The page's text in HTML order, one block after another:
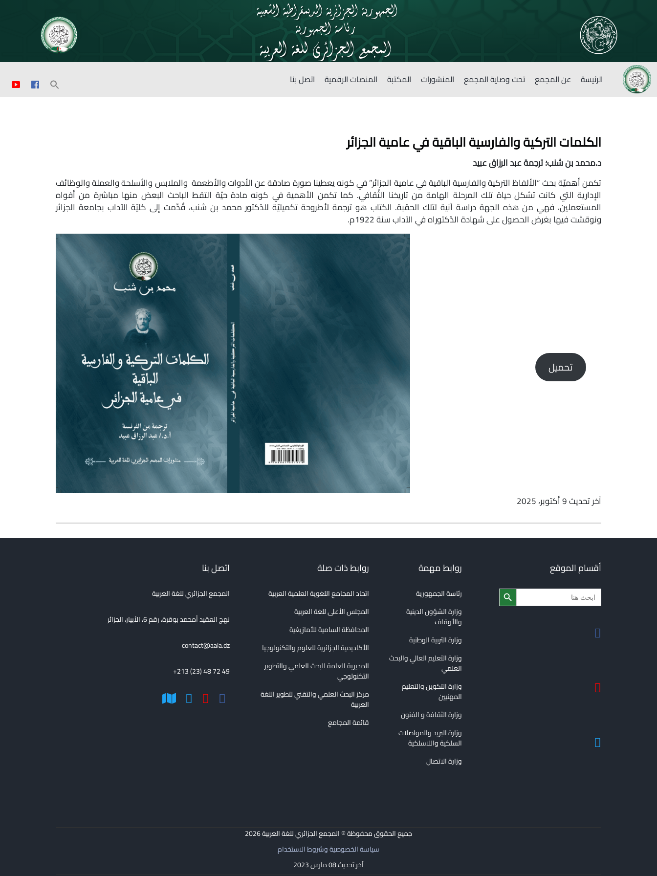
الرئيسة عن المجمع تحت وصاية المجمع المنشورات المكتبة المنصات الرقمية اتصل بنا
الكلمات التركية والفارسية الباقية في عامية الجزائر
د.محمد بن شنب؛ ترجمة عبد الرزاق عبيد
تكمن أهميّة بحث “الألفاظ التركية والفارسية الباقية في عامية الجزائر” في كونه يعطينا صورة صادقة عن الأدوات والأطعمة والملابس والأسلحة والعملة والوظائف
الإدارية التي كانت تشكل حياة تلك المرحلة الهامة من تاريخنا الثّقافي. كما تكمن الأهمية في كونه مادة حيّة التقط الباحث البعض منها مباشرة من أفواه
المستعملين، فهي من هذه الجهة دراسة آنية لتلك الحقبة. الكتاب هو ترجمة لأطروحة تكميليّة للدّكتور محمد بن شنب، قُدِّمت إلى كليّة الآداب بجامعة الجزائر
ونوقشت فيها بغرض الحصول على شهادة الدّكتوراه في الآداب سنة 1922م.
تحميل
آخر تحديث 9 أكتوبر، 2025
أقسام الموقع
Search
for:
Search Button
روابط مهمة
رئاسة الجمهورية
وزارة الشؤون الدينية
والأوقاف
وزارة التربية الوطنية
وزارة التعليم العالي والبحث
العلمي
وزارة التكوين والتعليم
المهنيين
وزارة الثقافة و الفنون
وزارة البريد والمواصلات
السلكية واللاسلكية
وزارة الاتصال
روابط ذات صلة
اتحاد المجامع اللغوية العلمية العربية
المجلس الأعلى للغة العربية
المحافظة السامية للأمازيغية
الأكاديمية الجزائرية للعلوم والتكنولوجيا
المديرية العامة للبحث العلمي والتطوير
التكنولوجي
مركز البحث العلمي والتقني لتطوير اللغة
العربية
قائمة المجامع
اتصل بنا
المجمع الجزائري للغة العربية
نهج العقيد أمحمد بوقرة، رقم 6، الأبيار، الجزائر
contact@aala.dz
+213 (23) 48 72 49
جميع الحقوق محفوظة © المجمع الجزائري للغة العربية2026
سياسة الخصوصية وشروط الاستخدام
آخر تحديث 08 مارس 2023